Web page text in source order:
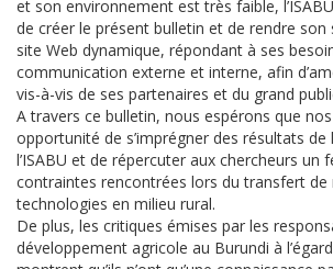
et son environnement est très faible,
de créer le présent bulletin et de rendre son
site Web dynamique, répondant à ses
communication externe et interne, afin
vis-à-vis de ses partenaires et du grand
A travers ce bulletin, nous espérons que
opportunité de s’imprégner des résultats de
l’ISABU et de répercuter aux chercheurs un
contraintes rencontrées lors du transfert de
technologies en milieu rural.
De plus, les critiques émises par les
développement agricole au Burundi à l’égard